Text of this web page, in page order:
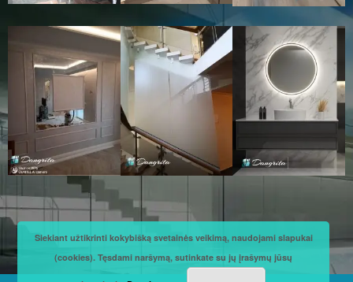
Siekiant užtikrinti kokybišką svetainės veikimą, naudojami slapukai
(cookies). Tęsdami naršymą, sutinkate su jų įrašymų jūsų